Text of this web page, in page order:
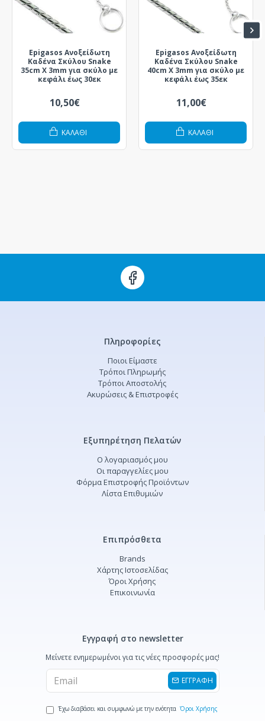
Epigasos Ανοξείδωτη
Καδένα Σκύλου Snake
35cm X 3mm για σκύλο με
κεφάλι έως 30εκ
10,50€
ΚΑΛΆΘΙ
Epigasos Ανοξείδωτη
Καδένα Σκύλου Snake
40cm X 3mm για σκύλο με
κεφάλι έως 35εκ
11,00€
ΚΑΛΆΘΙ
Πληροφορίες
Ποιοι Είμαστε
Τρόποι Πληρωμής
Τρόποι Αποστολής
Ακυρώσεις & Επιστροφές
Εξυπηρέτηση Πελατών
Ο λογαριασμός μου
Οι παραγγελίες μου
Φόρμα Επιστροφής Προϊόντων
Λίστα Επιθυμιών
Επιπρόσθετα
Brands
Χάρτης Ιστοσελίδας
Όροι Χρήσης
Επικοινωνία
Εγγραφή στο newsletter
Μείνετε ενημερωμένοι για τις νέες προσφορές μας!
ΕΓΓΡΑΦΗ
Έχω διαβάσει και συμφωνώ με την ενότητα Όροι Χρήσης